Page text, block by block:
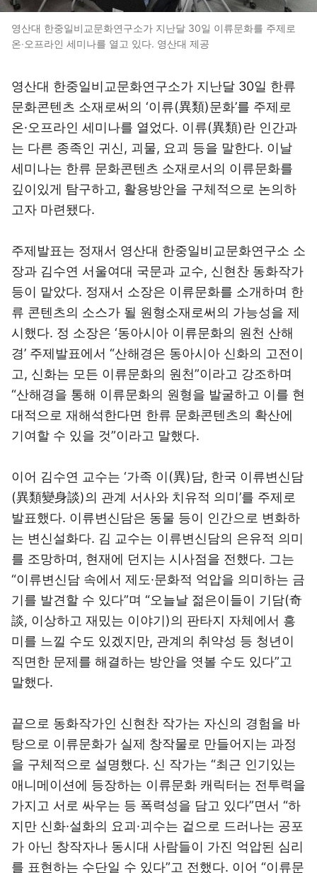
영산대 한중일비교문화연구소가 지난달 30일 이류문화를 주제로
온‧오프라인 세미나를 열고 있다. 영산대 제공
영산대 한중일비교문화연구소가 지난달 30일 한류
문화콘텐츠 소재로써의 ‘이류(異類)문화’를 주제로
온·오프라인 세미나를 열었다. 이류(異類)란 인간과
는 다른 종족인 귀신, 괴물, 요괴 등을 말한다. 이날
세미나는 한류 문화콘텐츠 소재로서의 이류문화를
깊이있게 탐구하고, 활용방안을 구체적으로 논의하
고자 마련됐다.
주제발표는 정재서 영산대 한중일비교문화연구소 소
장과 김수연 서울여대 국문과 교수, 신현찬 동화작가
등이 맡았다. 정재서 소장은 이류문화를 소개하며 한
류 콘텐츠의 소스가 될 원형소재로써의 가능성을 제
시했다. 정 소장은 ‘동아시아 이류문화의 원천 산해
경’ 주제발표에서 “산해경은 동아시아 신화의 고전이
고, 신화는 모든 이류문화의 원천”이라고 강조하며
“산해경을 통해 이류문화의 원형을 발굴하고 이를 현
대적으로 재해석한다면 한류 문화콘텐츠의 확산에
기여할 수 있을 것”이라고 말했다.
이어 김수연 교수는 ‘가족 이(異)담, 한국 이류변신담
(異類變身談)의 관계 서사와 치유적 의미’를 주제로
발표했다. 이류변신담은 동물 등이 인간으로 변화하
는 변신설화다. 김 교수는 이류변신담의 은유적 의미
를 조망하며, 현재에 던지는 시사점을 전했다. 그는
“이류변신담 속에서 제도·문화적 억압을 의미하는 금
기를 발견할 수 있다”며 “오늘날 젊은이들이 기담(奇
談, 이상하고 재밌는 이야기)의 판타지 자체에서 흥
미를 느낄 수도 있겠지만, 관계의 취약성 등 청년이
직면한 문제를 해결하는 방안을 엿볼 수도 있다”고
말했다.
끝으로 동화작가인 신현찬 작가는 자신의 경험을 바
탕으로 이류문화가 실제 창작물로 만들어지는 과정
을 구체적으로 설명했다. 신 작가는 “최근 인기있는
애니메이션에 등장하는 이류문화 캐릭터는 전투력을
가지고 서로 싸우는 등 폭력성을 담고 있다”면서 “하
지만 신화·설화의 요괴·괴수는 겉으로 드러나는 공포
가 아닌 창작자나 동시대 사람들이 가진 억압된 심리
를 표현하는 수단일 수 있다”고 전했다. 이어 “이류문